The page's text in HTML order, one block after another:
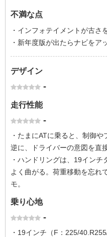
不満な点
・インフォテイメントが古さ
・新年度版が出たらナビをア
デザイン
-
走行性能
-
・たまにATに乗ると、制御や
逆に、ドライバーの意図を直
・ハンドリングは、19イン
よく曲がる。荷重移動を忘れ
モ。
乗り心地
-
・19インチ（F：225/